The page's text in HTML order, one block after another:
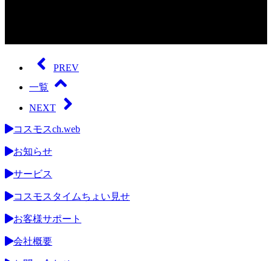
seconds
seconds
PREV
一覧
NEXT
コスモスch.web
お知らせ
サービス
コスモスタイムちょい見せ
お客様サポート
会社概要